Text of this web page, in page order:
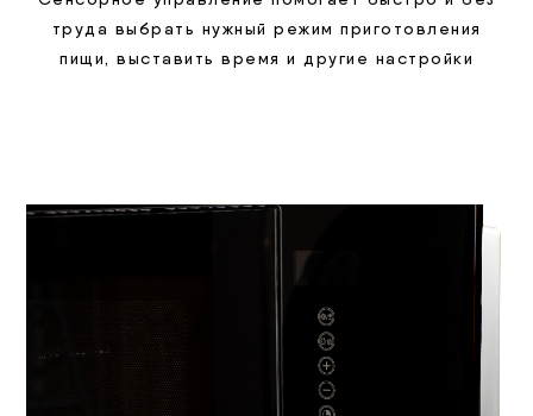
труда выбрать нужный режим приготовления
пищи, выставить время и другие настройки